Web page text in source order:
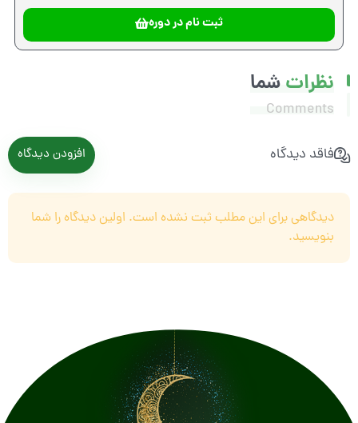
ثبت نام در دوره
نظراتشما
Comments
فاقد دیدگاه افزودن دیدگاه
دیدگاهی برای این مطلب ثبت نشده است. اولین دیدگاه را شما
بنویسید.